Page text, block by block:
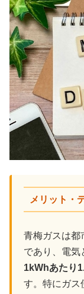
メリット・
青梅ガスは都
であり、電気
1kWhあたり
す。特にガス